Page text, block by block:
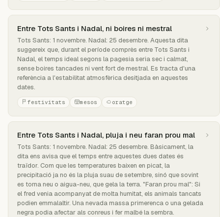
Entre Tots Sants i Nadal, ni boires ni mestral
Tots Sants: 1 novembre. Nadal: 25 desembre. Aquesta dita
suggereix que, durant el període comprès entre Tots Sants i
Nadal, el temps ideal segons la pagesia seria sec i calmat,
sense boires tancades ni vent fort de mestral. Es tracta d'una
referència a l'estabilitat atmosfèrica desitjada en aquestes
dates.
festivitats mesos oratge
Entre Tots Sants i Nadal, pluja i neu faran prou mal
Tots Sants: 1 novembre. Nadal: 25 desembre. Bàsicament, la
dita ens avisa que el temps entre aquestes dues dates és
traïdor. Com que les temperatures baixen en picat, la
precipitació ja no és la pluja suau de setembre, sinó que sovint
es torna neu o aigua-neu, que gela la terra. "Faran prou mal": Si
el fred venia acompanyat de molta humitat, els animals tancats
podien emmalaltir. Una nevada massa primerenca o una gelada
negra podia afectar als conreus i fer malbé la sembra.